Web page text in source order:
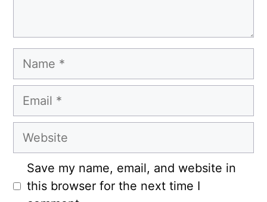
Name
Email
Website
Save my name, email, and website in
this browser for the next time I